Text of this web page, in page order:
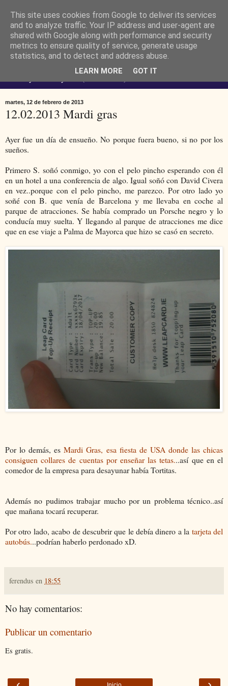
Ferendus K. Resimler -
personal
martes, 12 de febrero de 2013
12.02.2013 Mardi gras
Ayer fue un día de ensueño. No porque fuera bueno, si no por los
sueños.
Primero S. soñó conmigo, yo con el pelo pincho esperando con él
en un hotel a una conferencia de algo. Igual soñó con David Civera
en vez..porque con el pelo pincho, me parezco. Por otro lado yo
soñé con B. que venía de Barcelona y me llevaba en coche al
parque de atracciones. Se había comprado un Porsche negro y lo
conducía muy suelta. Y llegando al parque de atracciones me dice
que en ese viaje a Palma de Mayorca que hizo se casó en secreto.
Por lo demás, es Mardi Gras, esa fiesta de USA donde las chicas
consiguen collares de cuentas por enseñar las tetas...así que en el
comedor de la empresa para desayunar había Tortitas.
Además no pudimos trabajar mucho por un problema técnico..así
que mañana tocará recuperar.
Por otro lado, acabo de descubrir que le debía dinero a la tarjeta del
autobús...podrían haberlo perdonado xD.
ferendus en 18:55
No hay comentarios:
Publicar un comentario
Es gratis.
This site uses cookies from Google to deliver its services
and to analyze traffic. Your IP address and user-agent are
shared with Google along with performance and security
metrics to ensure quality of service, generate usage
statistics, and to detect and address abuse.
LEARN MORE GOT IT